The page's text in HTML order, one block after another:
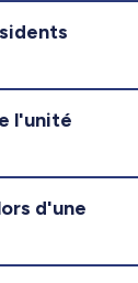
l'unité
d'une